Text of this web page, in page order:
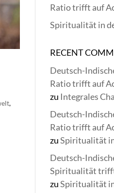
,
Ratio trifft auf
Spiritualität in
RECENT
Deutsch-
Ratio trifft auf
zu Integrales
Deutsch-
Ratio trifft auf
zuSpiritualität
Deutsch-
Spiritualität
zuSpiritualität